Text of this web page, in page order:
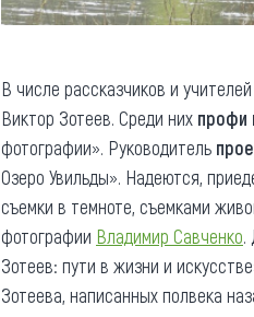
В числе рассказчиков и
Виктор Зотеев. Среди них профи
фотографии». Руководитель
Озеро Увильды». Надеются,
съемки в темноте, съемками
фотографии Владимир Савченко.
Зотеев: пути в жизни и
Зотеева, написанных полвека